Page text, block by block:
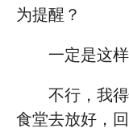
为提醒？
一定是这样
不行，我
食堂去放好，